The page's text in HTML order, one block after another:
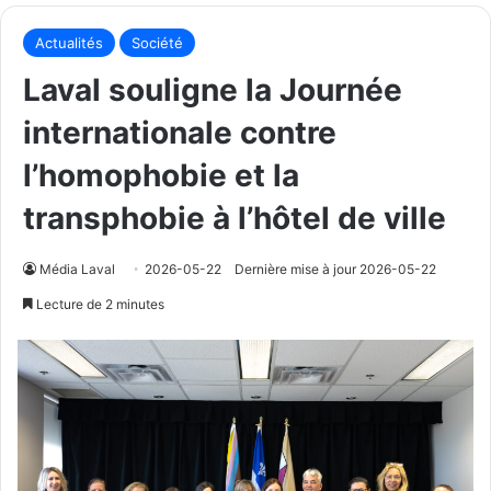
Actualités Société
Laval souligne la Journée
internationale contre
l’homophobie et la
transphobie à l’hôtel de ville
Média Laval 2026-05-22 Dernière mise à jour 2026-05-22
Lecture de 2 minutes